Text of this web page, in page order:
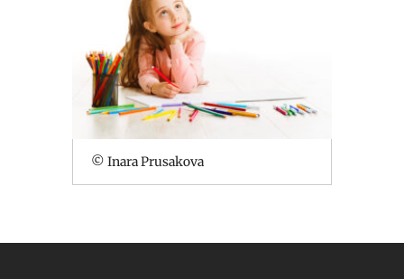
© Inara Prusakova